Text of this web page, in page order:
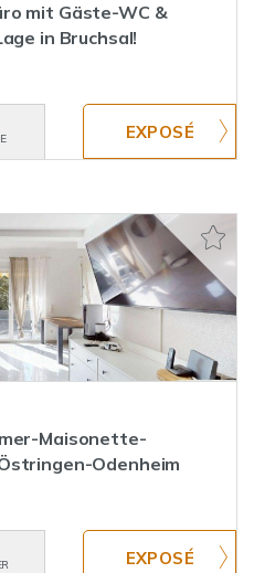
mit Gäste-WC &
in Bruchsal!
Maisonette-
Odenheim